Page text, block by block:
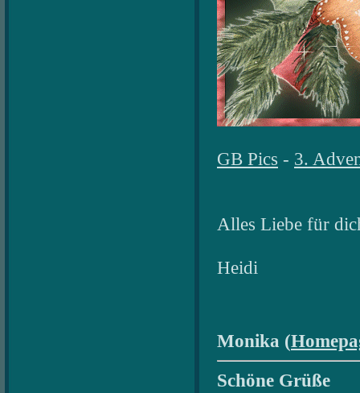
GB Pics - 3.
Alles Liebe für
Heidi
Monika (
Schöne Grüße